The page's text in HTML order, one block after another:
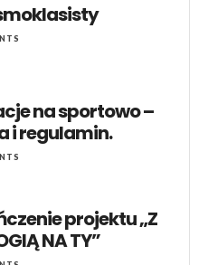
na sportowo –
i regulamin.
projektu „Z
NA TY”